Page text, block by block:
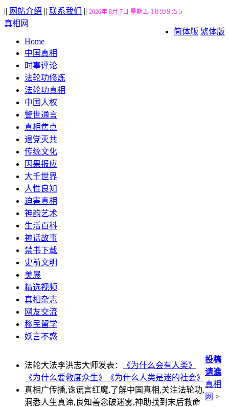
|| 网站介绍 || 联系我们 || 2026年 8月 7日 星期五 18:09:55
简体版 繁体版
真相网
Home
中国真相
时事评论
法轮功修炼
法轮功真相
中国人权
警世通言
真相焦点
退党灭共
传统文化
因果报应
大千世界
人性良知
迫害真相
神韵艺术
生活百科
神话故事
禁书下载
史前文明
美展
精选视频
真相杂志
网友交流
移民留学
妖言不惑
法轮大法李洪志大师发表：
《为什么会有人类》
《为什么要救度众生》
《为什么人类是迷的社会》
真相广传播,诛谎言红魔,了解中国真相,关注法轮功,
洞悉人生真谛,良知善念破迷雾,神助找到末后救命
投稿
请進
真相
网 >